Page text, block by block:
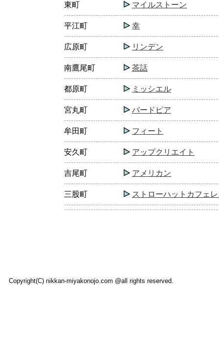
東町 マイルストーン
平江町 幸
広原町 リンデン
南鷹尾町 茶話
都原町 ミッシエル
宮丸町 バードピア
牟田町 フィート
安久町 アップクリエイト
吉尾町 アメリカン
三股町 ストローハットカフェ
Copyright(C) nikkan-miyakonojo.com @all rights reserved.